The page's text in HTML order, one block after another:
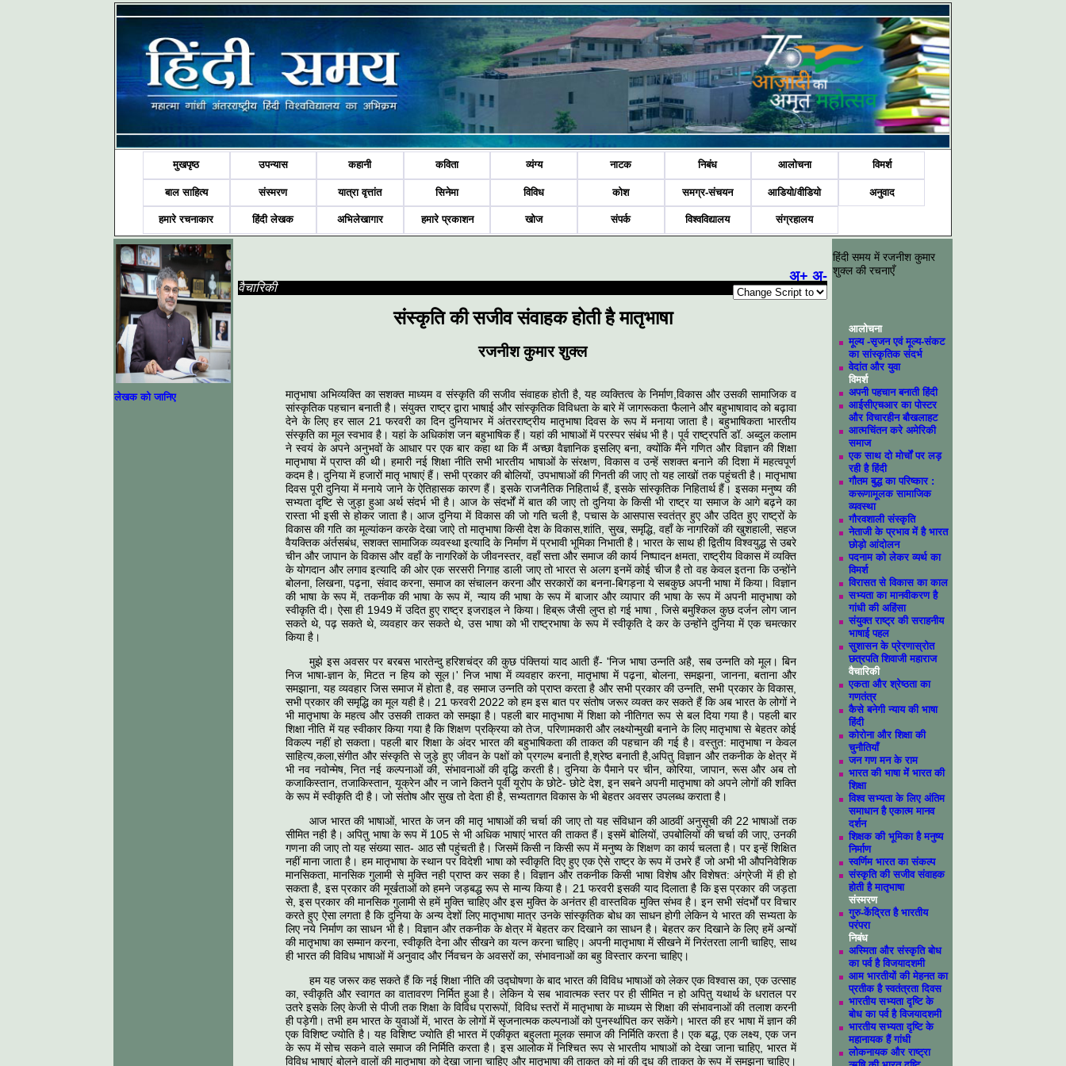
मुखपृष्ठ उपन्यास कहानी कविता व्यंग्य नाटक निबंध आलोचना विमर्श
बाल साहित्य संस्मरण यात्रा वृत्तांत सिनेमा विविध कोश समग्र-संचयन आडियो/वीडियो अनुवाद
हमारे रचनाकार हिंदी लेखक अभिलेखागार हमारे प्रकाशन खोज संपर्क विश्वविद्यालय संग्रहालय
लेखक को जानिए
अ+ अ-
वैचारिकी
संस्कृति की सजीव संवाहक होती है मातृभाषा
रजनीश कुमार शुक्ल
मातृभाषा अभिव्यक्ति का सशक्त माध्यम व संस्कृति की सजीव संवाहक होती है, यह व्यक्तित्व के निर्माण,विकास और उसकी सामाजिक व
सांस्कृतिक पहचान बनाती है। संयुक्त राष्ट्र द्वारा भाषाई और सांस्कृतिक विविधता के बारे में जागरूकता फैलाने और बहुभाषावाद को बढ़ावा
देने के लिए हर साल 21 फरवरी का दिन दुनियाभर में अंतरराष्‍ट्रीय मातृभाषा दिवस के रूप में मनाया जाता है। बहुभाषिकता भारतीय
संस्कृति का मूल स्वभाव है। यहां के अधिकांश जन बहुभाषिक हैं। यहां की भाषाओं में परस्पर संबंध भी है। पूर्व राष्ट्रपति डॉ. अब्दुल कलाम
ने स्वयं के अपने अनुभवों के आधार पर एक बार कहा था कि मैं अच्छा वैज्ञानिक इसलिए बना, क्योंकि मैंने गणित और विज्ञान की शिक्षा
मातृभाषा में प्राप्त की थी। हमारी नई शिक्षा नीति सभी भारतीय भाषाओं के संरक्षण, विकास व उन्हें सशक्त बनाने की दिशा में महत्‍वपूर्ण
कदम है। दुनिया में हजारों मातृ भाषाएं हैं। सभी प्रकार की बोलियों, उपभाषाओं की गिनती की जाए तो यह लाखों तक पहुंचती है। मातृभाषा
दिवस पूरी दुनिया में मनाये जाने के ऐतिहासक कारण हैं। इसके राजनैतिक निहितार्थ हैं, इसके सांस्कृतिक निहितार्थ हैं। इसका मनुष्य की
सभ्यता दृष्टि से जुड़ा हुआ अर्थ संदर्भ भी है। आज के संदर्भों में बात की जाए तो दुनिया के किसी भी राष्ट्र या समाज के आगे बढ़ने का
रास्ता भी इसी से होकर जाता है। आज दुनिया में विकास की जो गति चली है, पचास के आसपास स्वतंत्र हुए और उदित हुए राष्ट्रों के
विकास की गति का मूल्यांकन करके देखा जाऐ तो मातृभाषा किसी देश के विकास,शांति, सुख, समृद्धि, वहाँ के ना‍गरिकों की खुशहाली, सहज
वैयक्तिक अंर्तसबंध, सशक्त सा‍माजिक व्यवस्था इत्यादि के निर्माण में प्रभावी भूमिका निभाती है। भारत के साथ ही द्वितीय विश्वयुद्ध से उबरे
चीन और जापान के विकास और वहाँ के नागरिकों के जीवनस्तर, वहाँ सत्ता और समाज की कार्य निष्‍पादन क्षमता, राष्ट्रीय विकास में व्यक्ति
के योगदान और लगाव इत्यादि की ओर एक सरसरी निगाह डाली जाए तो भारत से अलग इनमें कोई चीज है तो वह केवल इतना कि उन्‍होंने
बोलना, लिखना, पढ़ना, संवाद करना, समाज का संचालन करना और सरकारों का बनना-बिगड़ना ये सबकुछ अपनी भाषा में किया। विज्ञान
की भाषा के रूप में, तकनीक की भाषा के रूप में, न्याय की भाषा के रूप में बाजार और व्‍यापार की भाषा के रूप में अपनी मातृभाषा को
स्वीकृति दी। ऐसा ही 1949 में उदित हुए राष्‍ट्र इजराइल ने किया। हिब्रू जैसी लुप्त हो गई भाषा , जिसे बमुश्किल कुछ दर्जन लोग जान
सकते थे, पढ़ सकते थे, व्यवहार कर सकते थे, उस भाषा को भी राष्ट्रभाषा के रूप में स्वीकृति दे कर के उन्होंने दुनिया में एक चमत्कार
किया है।
मुझे इस अवसर पर बरबस भारतेन्दु हरिशचंद्र की कुछ पंक्तियां याद आती हैं- 'निज भाषा उन्नति अहै, सब उन्नति को मूल। बिन
निज भाषा-ज्ञान के, मिटत न हिय को सूल।' निज भाषा में व्यवहार करना, मातृभाषा में पढ़ना, बोलना, समझना, जानना, बताना और
समझाना, यह व्यवहार जिस समाज में होता है, वह समाज उन्नति को प्राप्त करता है और सभी प्रकार की उन्नति, सभी प्रकार के विकास,
सभी प्रकार की समृद्धि का मूल यही है। 21 फरवरी 2022 को हम इस बात पर संतोष जरूर व्यक्त कर सकते हैं कि अब भारत के लोगों ने
भी मातृभाषा के महत्व और उसकी ताकत को समझा है। पहली बार मातृभाषा में शिक्षा को नीतिगत रूप से बल दिया गया है। पहली बार
शिक्षा नीति में यह स्‍वीकार किया गया है कि शिक्षण प्रक्रिया को तेज, परिणामकारी और लक्ष्‍योन्‍मुखी बनाने के लिए मातृभाषा से बेहतर कोई
विकल्प नहीं हो सकता। पहली बार शिक्षा के अंदर भारत की बहुभाषिकता की ताकत की पहचान की गई है। वस्‍तुत: मातृभाषा न केवल
साहित्य,कला,संगीत और संस्कृति से जुड़े हुए जीवन के पक्षों को प्रगल्भ बनाती है,श्रेष्ठ बनाती है,अपितु विज्ञान और तकनीक के क्षेत्र में
भी नव नवोन्‍मेष, नित नई कल्पनाओं की, संभावनाओं की वृद्धि करती है। दुनिया के पैमाने पर चीन, कोरिया, जापान, रूस और अब तो
कजाकिस्‍तान, तजाकिस्‍तान, यूक्रेन और न जाने कितने पूर्वी यूरोप के छोटे- छोटे देश, इन सबने अपनी मातृभाषा को अपने लोगों की शक्ति
के रूप में स्वीकृति दी है। जो संतोष और सुख तो देता ही है, सभ्यतागत विकास के भी बेहतर अवसर उपलब्‍ध कराता है।
आज भारत की भाषाओं, भारत के जन की मातृ भाषाओं की चर्चा की जाए तो यह संविधान की आठवीं अनुसूची की 22 भाषाओं तक
सीमित नही है। अपितु भाषा के रूप में 105 से भी अधिक भाषाएं भारत की ताकत हैं। इसमें बोलियों, उपबोलियों की चर्चा की जाए, उनकी
गणना की जाए तो यह संख्या सात- आठ सौ पहुंचती है। जिसमें किसी न किसी रूप में मनुष्य के शिक्षण का कार्य चलता है। पर इन्हें शिक्षित
नहीं माना जाता है। हम मातृभाषा के स्‍थान पर विदेशी भाषा को स्वीकृति दिए हुए एक ऐसे राष्ट्र के रूप में उभरे हैं जो अभी भी औपनिवेशिक
मानसिकता, मानसिक गुलामी से मुक्ति नही प्राप्‍त कर सका है। विज्ञान और तकनीक किसी भाषा विशेष और विशेषत: अंग्रेजी में ही हो
सकता है, इस प्रकार की मूर्खताओं को हमने जड़बद्ध रूप से मान्य किया है। 21 फरवरी इसकी याद दिलाता है कि इस प्रकार की जड़ता
से, इस प्रकार की मानसिक गुलामी से हमें मुक्ति चाहिए और इस मुक्ति के अनंतर ही वास्‍तविक मुक्ति संभव है। इन सभी संदर्भों पर ‍विचार
करते हुए ऐसा लगता है कि दुनिया के अन्‍य देशों लिए मातृभाषा मात्र उनके सांस्कृतिक बोध का साधन होगी लेकिन ये भारत की सभ्यता के
लिए नये निर्माण का साधन भी है। विज्ञान और तकनीक के क्षेत्र में बेहतर कर दिखाने का साधन है। बेहतर कर दिखाने के लिए हमें अन्‍यों
की मातृभाषा का सम्मान करना, स्वीकृति देना और सीखने का यत्‍न करना चाहिए। अपनी मातृभाषा में सीखने में निरंतरता लानी चाहिए, साथ
ही भारत की विविध भाषाओं में अनुवाद और र्निवचन के अवसरों का, संभावनाओं का बहु विस्तार करना चाहिए।
हम यह जरूर कह सकते हैं कि नई शिक्षा नीति की उद्घोषणा के बाद भारत की विविध भाषाओं को लेकर एक विश्वास का, एक उत्‍साह
का, स्वीकृति और स्वागत का वातावरण निर्मित हुआ है। लेकिन ये सब भावात्मक स्तर पर ही सीमित न हो अपितु यथार्थ के धरातल पर
उतरे इसके लिए केजी से पीजी तक शिक्षा के विविध प्रारूपों, विविध स्तरों में मातृभाषा के माध्यम से शिक्षा की संभावनाओं की तलाश करनी
ही पड़ेगी। तभी हम भारत के युवाओं में, भारत के लोगों में सृजनात्म‍क कल्पनाओं को पुनर्स्थापित कर सकेंगे। भारत की हर भाषा में ज्ञान की
एक विशिष्ट ज्योति है। यह विशिष्‍ट ज्‍योति ही भारत में एकीकृत बहुलता मूलक समाज की निर्मिति करता है। एक बद्ध, एक लक्ष्‍य, एक जन
के रूप में सोच सकने वाले समाज की निर्मिति करता है। इस आलोक में निश्चित रूप से भारतीय भाषाओं को देखा जाना चाहिए, भारत में
विविध भाषाएं बोलने वालों की मातृभाषा को देखा जाना चाहिए और मातृभाषा की ताकत को मां की दूध की ताकत के रूप में समझना चाहिए।
हिंदी समय में रजनीश कुमार
शुक्ल की रचनाएँ
आलोचना
मूल्य -सृजन एवं मूल्य-संकट
का सांस्कृतिक संदर्भ
वेदांत और युवा
विमर्श
अपनी पहचान बनाती हिंदी
आईसीएचआर का पोस्टर
और विचारहीन बौखलाहट
आत्मचिंतन करे अमेरिकी
समाज
एक साथ दो मोर्चों पर लड़
रही है हिंदी
गौतम बुद्ध का परिष्‍कार :
करूणामूलक सामाजिक
व्‍यवस्‍था
गौरवशाली संस्कृति
नेताजी के प्रभाव में है भारत
छोड़ो आंदोलन
पदनाम को लेकर व्यर्थ का
विमर्श
विरासत से विकास का काल
सभ्यता का मानवीकरण है
गांधी की अहिंसा
संयुक्त राष्ट्र की सराहनीय
भाषाई पहल
सुशासन के प्रेरणास्रोत
छत्रपति शिवाजी महाराज
वैचारिकी
एकता और श्रेष्ठता का
गणतंत्र
कैसे बनेगी न्याय की भाषा
हिंदी
कोरोना और शिक्षा की
चुनौतियाँ
जन गण मन के राम
भारत की भाषा में भारत की
शिक्षा
विश्व सभ्यता के लिए अंतिम
समाधान है एकात्म मानव
दर्शन
शिक्षक की भूमिका है मनुष्य
निर्माण
स्वर्णिम भारत का संकल्प
संस्कृति की सजीव संवाहक
होती है मातृभाषा
संस्मरण
गुरु-केंद्रित है भारतीय
परंपरा
निबंध
अस्मिता और संस्कृति बोध
का पर्व है विजयादशमी
आम भारतीयों की मेहनत का
प्रतीक है स्वतंत्रता दिवस
भारतीय सभ्यता दृष्टि के
बोध का पर्व है विजयादशमी
भारतीय सभ्यता दृष्टि के
महानायक हैं गांधी
लोकनायक और राष्ट्रा